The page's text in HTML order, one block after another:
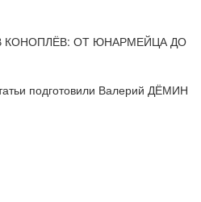
КОНОПЛЁВ: ОТ ЮНАРМЕЙЦА ДО
подготовили Валерий ДЁМИН